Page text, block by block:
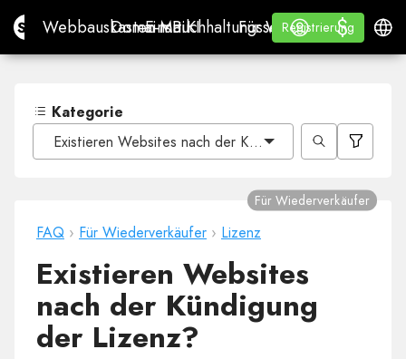
Site.proWebbauskasten mit KI
Webbauskasten mit KI
Domains
Domains
E-Mail
E-MailBuchhaltungssoftware
Buchhaltungssoftware
Für
Für Wiederverkäufer
WHITE LABEL
Lernen
Lernen
Registrierung
Registrierung
Anmelden
$
$
Kategorie
Existieren Websites nach der Kündigung der Lizenz?
FAQ › Für Wiederverkäufer › Lizenz
Für Wiederverkäufer
Existieren Websites
nach der Kündigung
der Lizenz?